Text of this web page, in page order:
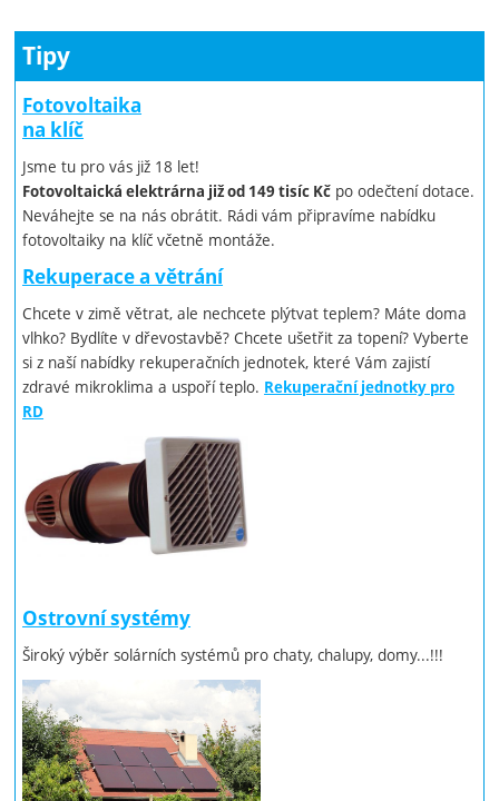
Tipy
Fotovoltaika
na klíč
Jsme tu pro vás již 18 let!
Fotovoltaická elektrárna již od 149 tisíc Kč po odečtení dotace.
Neváhejte se na nás obrátit. Rádi vám připravíme nabídku
fotovoltaiky na klíč včetně montáže.
Rekuperace a větrání
Chcete v zimě větrat, ale nechcete plýtvat teplem? Máte doma
vlhko? Bydlíte v dřevostavbě? Chcete ušetřit za topení? Vyberte
si z naší nabídky rekuperačních jednotek, které Vám zajistí
zdravé mikroklima a uspoří teplo. Rekuperační jednotky pro
RD
Ostrovní systémy
Široký výběr solárních systémů pro chaty, chalupy, domy...!!!